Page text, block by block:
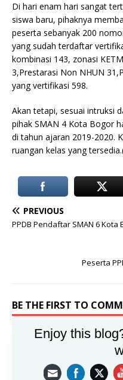
Di hari enam hari sangat
siswa baru, pihaknya
peserta sebanyak 200
yang sudah terdaftar
kombinasi 143, zonasi
3,Prestarasi Non NHUN
yang vertifikasi 598.
Akan tetapi, sesuai intruksi
pihak SMAN 4 Kota Bogor
di tahun ajaran 2019-2020.
ruangan kelas yang
PREVIOUS
PPDB Pendaftar SMAN 6
Peserta
BE THE FIRST TO
Leave a Reply
Alamat email Anda tidak
Enjoy this